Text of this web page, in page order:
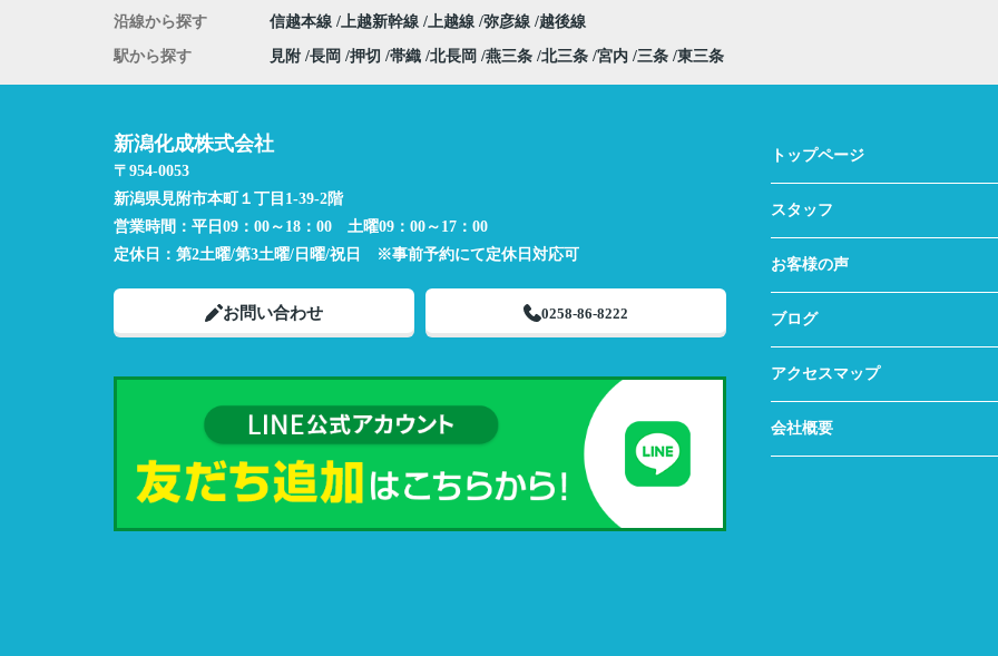
沿線から探す 信越本線 上越新幹線 上越線 弥彦線 越後線
駅から探す 見附 長岡 押切 帯織 北長岡 燕三条 北三条 宮内 三条 東三条
新潟化成株式会社
〒954-0053
新潟県見附市本町１丁目1-39-2階
営業時間： 平日09：00～18：00 土曜09：00～17：00
定休日： 第2土曜/第3土曜/日曜/祝日 ※事前予約にて定休日対応可
お問い合わせ 0258-86-8222
トップページ
スタッフ
お客様の声
ブログ
アクセスマップ
会社概要